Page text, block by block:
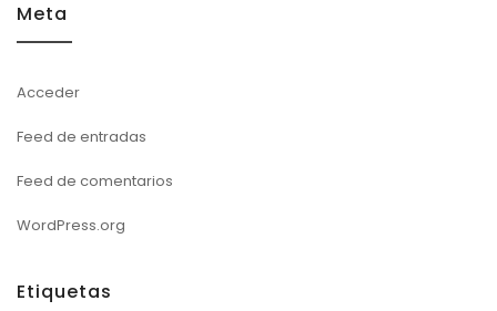
Meta
Acceder
Feed de entradas
Feed de comentarios
WordPress.org
Etiquetas